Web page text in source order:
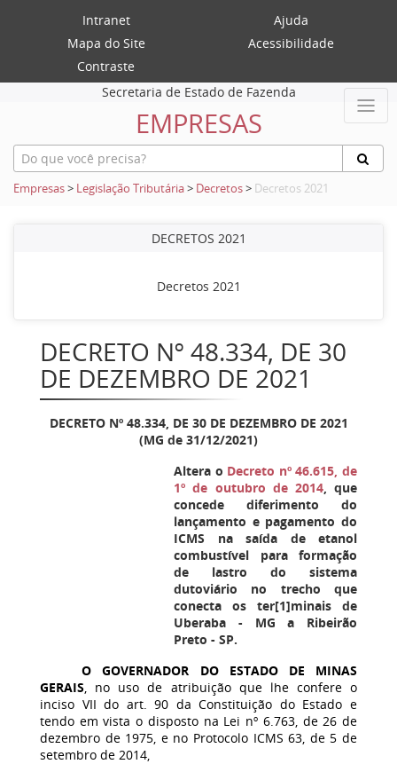
Intranet
Ajuda
Mapa do Site
Acessibilidade
Contraste
Secretaria de Estado de Fazenda
EMPRESAS
Empresas> Legislação Tributária> Decretos> Decretos 2021
DECRETOS 2021
Decretos 2021
DECRETO Nº 48.334, DE 30
DE DEZEMBRO DE 2021
DECRETO Nº 48.334, DE 30 DE DEZEMBRO DE 2021
(MG de 31/12/2021)
Altera o Decreto nº 46.615, de
1º de outubro de 2014, que
concede diferimento do
lançamento e pagamento do
ICMS na saída de etanol
combustível para formação
de lastro do sistema
dutoviário no trecho que
conecta os ter[1]minais de
Uberaba - MG a Ribeirão
Preto - SP.
O GOVERNADOR DO ESTADO DE MINAS
GERAIS, no uso de atribuição que lhe confere o
inciso VII do art. 90 da Constituição do Estado e
tendo em vista o disposto na Lei nº 6.763, de 26 de
dezembro de 1975, e no Protocolo ICMS 63, de 5 de
setembro de 2014,